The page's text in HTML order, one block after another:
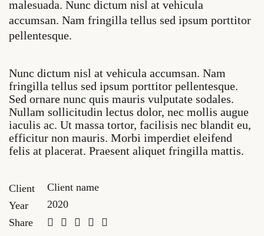
malesuada. Nunc dictum nisl at vehicula
accumsan. Nam fringilla tellus sed ipsum porttitor
pellentesque.
Nunc dictum nisl at vehicula accumsan. Nam
fringilla tellus sed ipsum porttitor pellentesque.
Sed ornare nunc quis mauris vulputate sodales.
Nullam sollicitudin lectus dolor, nec mollis augue
iaculis ac. Ut massa tortor, facilisis nec blandit eu,
efficitur non mauris. Morbi imperdiet eleifend
felis at placerat. Praesent aliquet fringilla mattis.
Client
Client name
Year
2020
Share